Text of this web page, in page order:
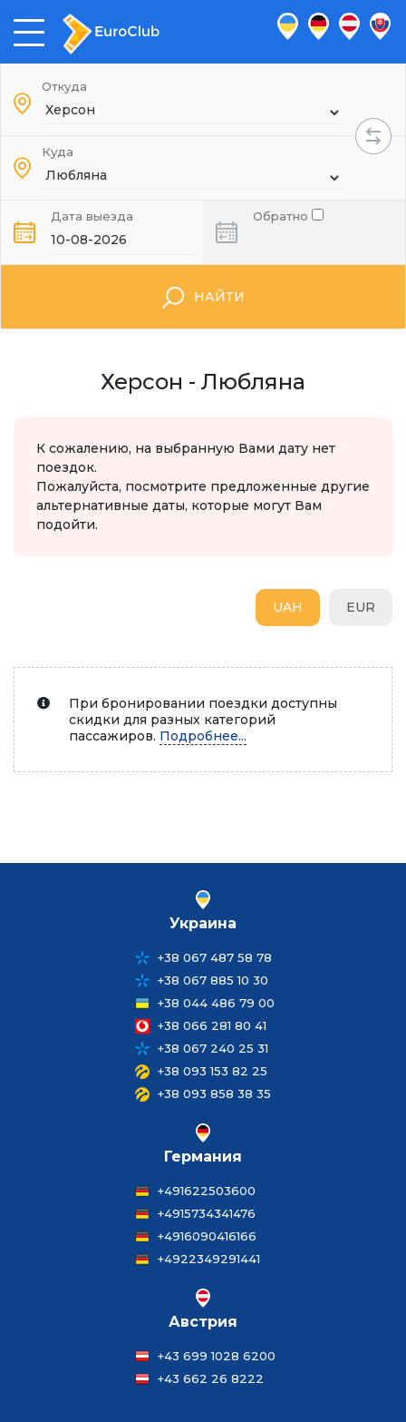
Откуда
Куда
Дата выезда Обратно
НАЙТИ
Херсон - Любляна
К сожалению, на выбранную Вами дату нет
поездок.
Пожалуйста, посмотрите предложенные другие
альтернативные даты, которые могут Вам
подойти.
EUR
UAH
При бронировании поездки доступны
скидки для разных категорий
пассажиров. Подробнее...
Украина
+38 067 487 58 78
+38 067 885 10 30
+38 044 486 79 00
+38 066 281 80 41
+38 067 240 25 31
+38 093 153 82 25
+38 093 858 38 35
Германия
+491622503600
+4915734341476
+4916090416166
+4922349291441
Австрия
+43 699 1028 6200
+43 662 26 8222